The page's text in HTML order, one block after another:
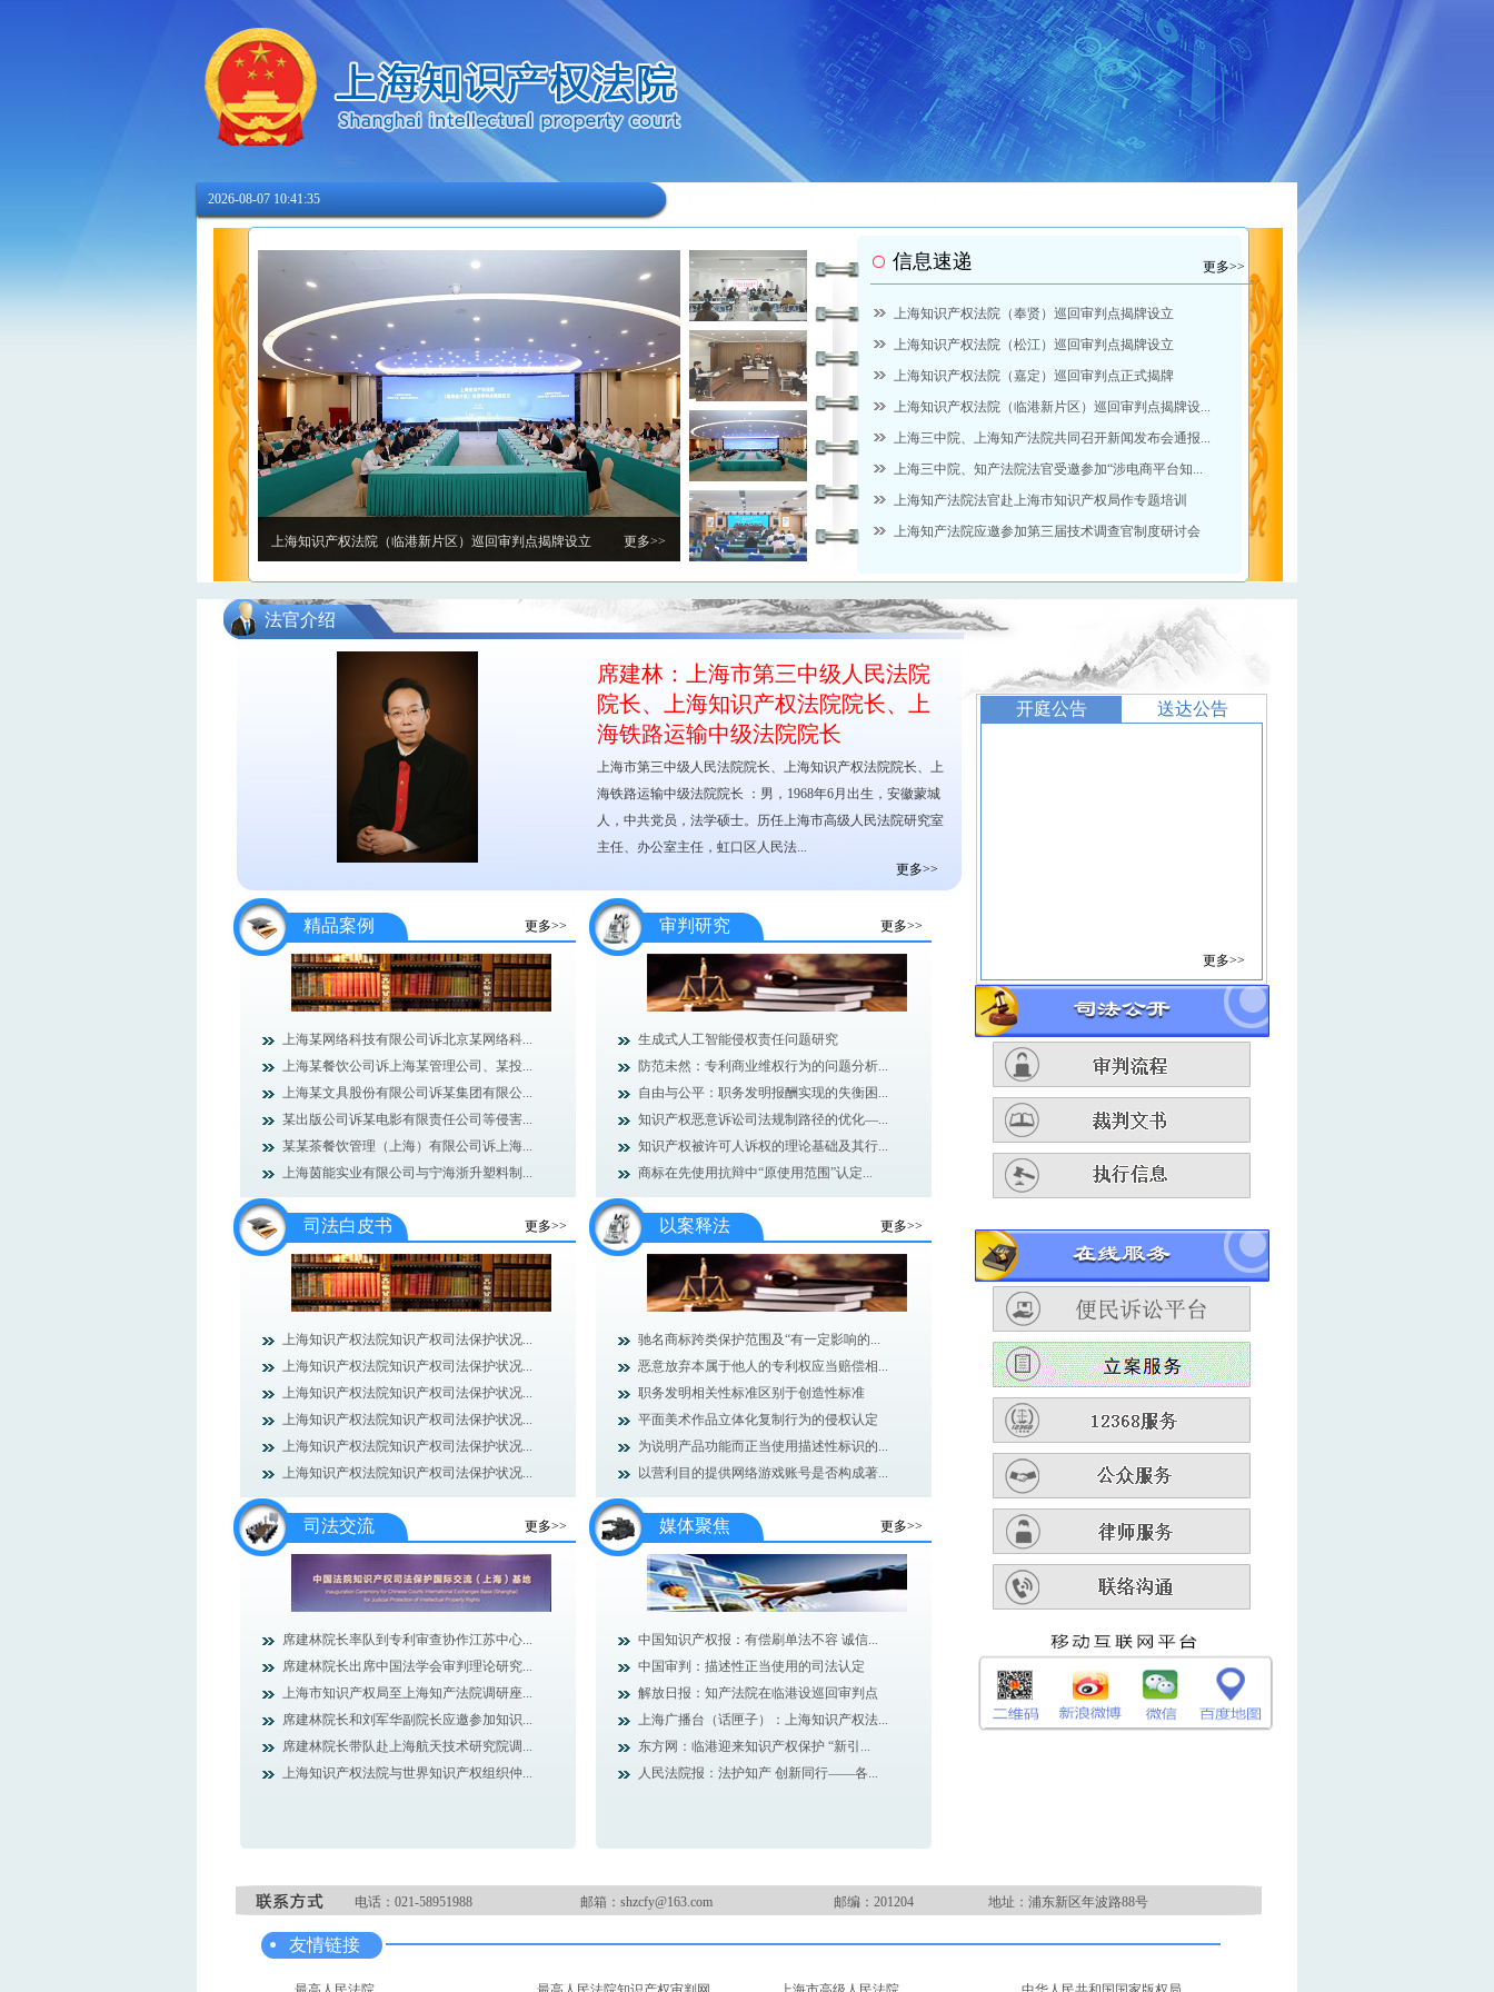
2026-08-07 10:41:36
上海知识产权法院（临港新片区）巡回审判点揭牌设立 更多>>
上海三中院、上海知产法院共同召开新闻发布会通报十... 更多>>
更多>>
信息速递
上海知识产权法院（奉贤）巡回审判点揭牌设立
上海知识产权法院（松江）巡回审判点揭牌设立
上海知识产权法院（嘉定）巡回审判点正式揭牌
上海知识产权法院（临港新片区）巡回审判点揭牌设...
上海三中院、上海知产法院共同召开新闻发布会通报...
上海三中院、知产法院法官受邀参加“涉电商平台知...
上海知产法院法官赴上海市知识产权局作专题培训
上海知产法院应邀参加第三届技术调查官制度研讨会
法官介绍
席建林：上海市第三中级人民法院
院长、上海知识产权法院院长、上
海铁路运输中级法院院长
上海市第三中级人民法院院长、上海知识产权法院院长、上
海铁路运输中级法院院长 ：男，1968年6月出生，安徽蒙城
人，中共党员，法学硕士。历任上海市高级人民法院研究室
主任、办公室主任，虹口区人民法...
更多>>
更多>>
精品案例
上海某网络科技有限公司诉北京某网络科...
上海某餐饮公司诉上海某管理公司、某投...
上海某文具股份有限公司诉某集团有限公...
某出版公司诉某电影有限责任公司等侵害...
某某茶餐饮管理（上海）有限公司诉上海...
上海茵能实业有限公司与宁海浙升塑料制...
更多>>
审判研究
生成式人工智能侵权责任问题研究
防范未然：专利商业维权行为的问题分析...
自由与公平：职务发明报酬实现的失衡困...
知识产权恶意诉讼司法规制路径的优化—...
知识产权被许可人诉权的理论基础及其行...
商标在先使用抗辩中“原使用范围”认定...
更多>>
司法白皮书
上海知识产权法院知识产权司法保护状况...
上海知识产权法院知识产权司法保护状况...
上海知识产权法院知识产权司法保护状况...
上海知识产权法院知识产权司法保护状况...
上海知识产权法院知识产权司法保护状况...
上海知识产权法院知识产权司法保护状况...
更多>>
以案释法
驰名商标跨类保护范围及“有一定影响的...
恶意放弃本属于他人的专利权应当赔偿相...
职务发明相关性标准区别于创造性标准
平面美术作品立体化复制行为的侵权认定
为说明产品功能而正当使用描述性标识的...
以营利目的提供网络游戏账号是否构成著...
更多>>
司法交流
席建林院长率队到专利审查协作江苏中心...
席建林院长出席中国法学会审判理论研究...
上海市知识产权局至上海知产法院调研座...
席建林院长和刘军华副院长应邀参加知识...
席建林院长带队赴上海航天技术研究院调...
上海知识产权法院与世界知识产权组织仲...
更多>>
媒体聚焦
中国知识产权报：有偿刷单法不容 诚信...
中国审判：描述性正当使用的司法认定
解放日报：知产法院在临港设巡回审判点
上海广播台（话匣子）：上海知识产权法...
东方网：临港迎来知识产权保护 “新引...
人民法院报：法护知产 创新同行——各...
开庭公告 送达公告
更多>>
电话：021-58951988 邮箱：shzcfy@163.com 邮编：201204 地址：浦东新区年波路88号
友情链接